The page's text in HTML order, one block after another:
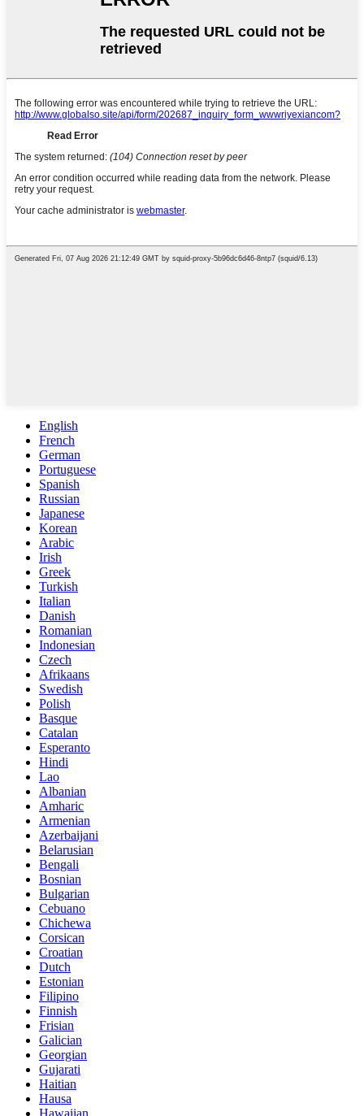
English
French
German
Portuguese
Spanish
Russian
Japanese
Korean
Arabic
Irish
Greek
Turkish
Italian
Danish
Romanian
Indonesian
Czech
Afrikaans
Swedish
Polish
Basque
Catalan
Esperanto
Hindi
Lao
Albanian
Amharic
Armenian
Azerbaijani
Belarusian
Bengali
Bosnian
Bulgarian
Cebuano
Chichewa
Corsican
Croatian
Dutch
Estonian
Filipino
Finnish
Frisian
Galician
Georgian
Gujarati
Haitian
Hausa